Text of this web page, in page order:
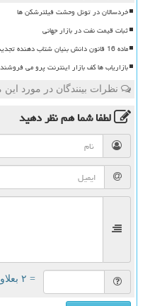
خردسالان در تونل وحشت فیلترشکن ها
ثبات قیمت نفت در بازار جهانی
ماده 16 قانون دانش بنیان شتاب دهنده تجدیدپذیرها و بازار سبز ایران
بازاریاب ها کف بازار اینترنت پرو می فروشند
نظرات بینندگان در مورد
لطفا شما همنظر دهید
= ۲ بعلاوه ۱